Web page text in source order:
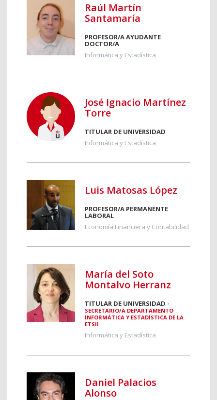
Raúl Martín
Santamaría
PROFESOR/A AYUDANTE
DOCTOR/A
Informática y Estadística
José Ignacio Martínez
Torre
TITULAR DE UNIVERSIDAD
Informática y Estadística
Luis Matosas López
PROFESOR/A PERMANENTE
LABORAL
Economía Financiera y Contabilidad
María del Soto
Montalvo Herranz
TITULAR DE UNIVERSIDAD -
SECRETARIO/A DEPARTAMENTO
INFORMÁTICA Y ESTADÍSTICA DE LA
ETSII
Informática y Estadística
Daniel Palacios
Alonso